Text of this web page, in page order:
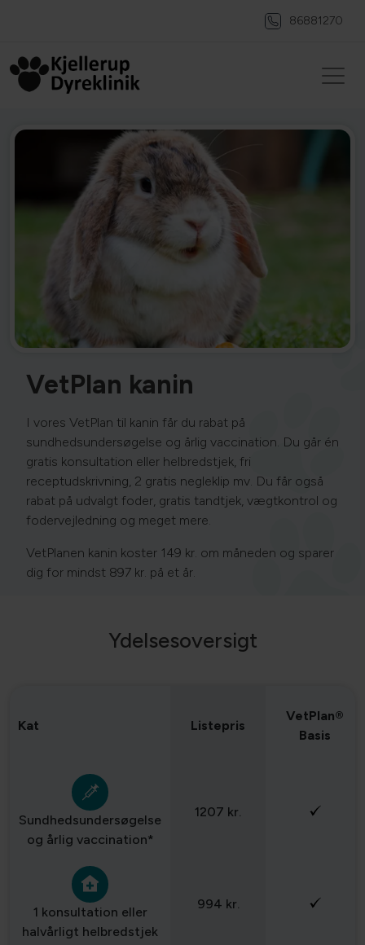
86881270
VetPlan kanin
I vores VetPlan til kanin får du rabat på
sundhedsundersøgelse og årlig vaccination. Du går én
gratis konsultation eller helbredstjek, fri
receptudskrivning, 2 gratis negleklip mv. Du får også
rabat på udvalgt foder, gratis tandtjek, vægtkontrol og
fodervejledning og meget mere.
VetPlanen kanin koster 149 kr. om måneden og sparer
dig for mindst 897 kr. på et år.
Ydelsesoversigt
Kat Listepris
VetPlan®
Basis
Sundhedsundersøgelse
og årlig vaccination*
1207 kr.
1 konsultation eller
halvårligt helbredstjek
994 kr.